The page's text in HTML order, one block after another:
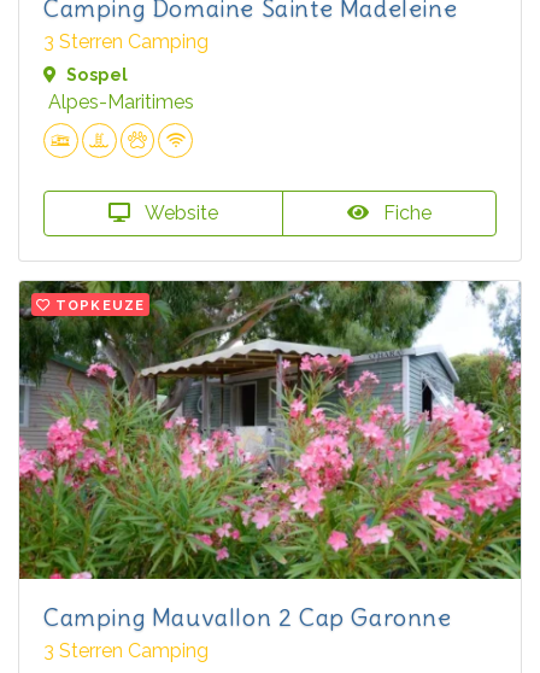
Camping Domaine Sainte Madeleine
3 Sterren Camping
Sospel
Alpes-Maritimes
Website Fiche
TOPKEUZE
Camping Mauvallon 2 Cap Garonne
3 Sterren Camping